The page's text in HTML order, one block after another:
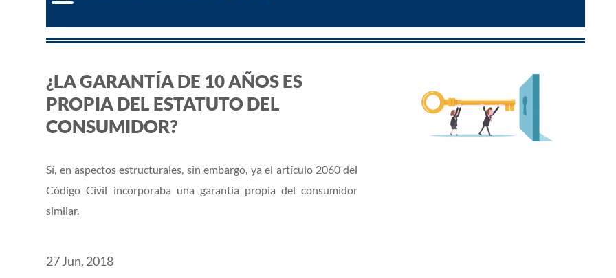
¿LA GARANTÍA DE 10 AÑOS ES
PROPIA DEL ESTATUTO DEL
CONSUMIDOR?
Sí, en aspectos estructurales, sin embargo, ya el artículo 2060 del
Código Civil incorporaba una garantía propia del consumidor
similar.
27 Jun, 2018